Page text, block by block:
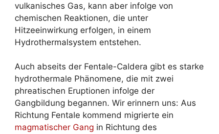
vulkanisches Gas, kann aber infolge von
chemischen Reaktionen, die unter
Hitzeeinwirkung erfolgen, in einem
Hydrothermalsystem entstehen.
Auch abseits der Fentale-Caldera gibt es starke
hydrothermale Phänomene, die mit zwei
phreatischen Eruptionen infolge der
Gangbildung begannen. Wir erinnern uns: Aus
Richtung Fentale kommend migrierte ein
magmatischer Gang in Richtung des